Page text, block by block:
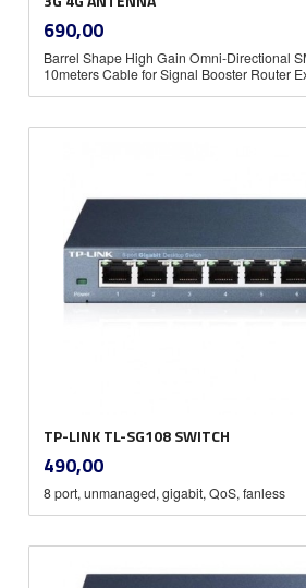
Pris
690,00mva.
Barrel Shape High Gain Omni-Directional
10meters Cable for Signal Booster Router
TP-LINK TL-SG108 SWITCH
Pris
490,00mva.
8 port, unmanaged, gigabit, QoS, fanless